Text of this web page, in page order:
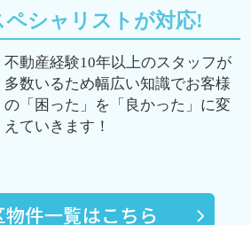
ペシャリストが対応!
不動産経験10年以上のスタッフが
多数いるため幅広い知識でお客様
の「困った」を「良かった」に変
えていきます！